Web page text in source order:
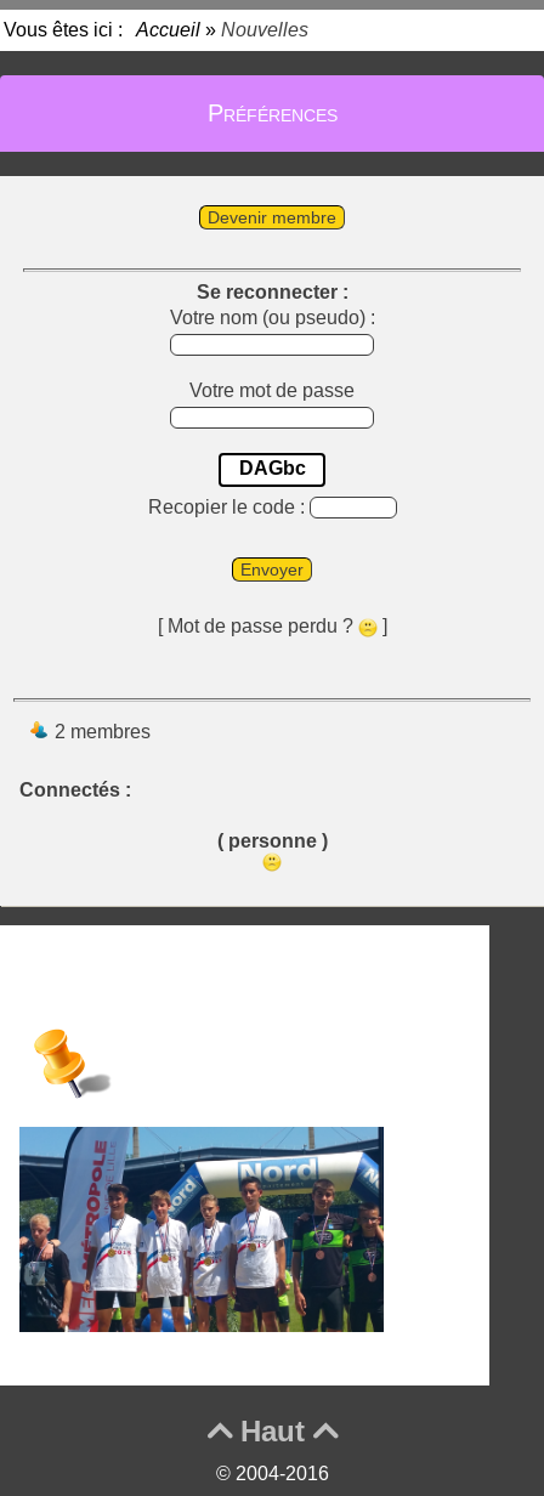
Vous êtes ici : Accueil»Nouvelles
Préférences
Devenir membre
Se reconnecter :
Votre nom (ou pseudo) :
Votre mot de passe
DAGbc
Recopier le code :
Envoyer
[ Mot de passe perdu ? ]
2 membres
Connectés :
( personne )
Haut 
© 2004-2016